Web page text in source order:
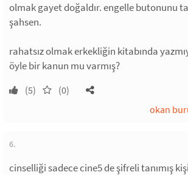
olmak gayet doğaldır. engelle butonunu
şahsen.
rahatsız olmak erkekliğin kitabında
öyle bir kanun mu varmış?
(5) (0)
okan
6.
cinselliği sadece cine5 de şifreli tanımış